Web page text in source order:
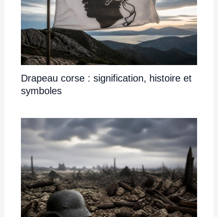
Drapeau corse : signification, histoire et
symboles